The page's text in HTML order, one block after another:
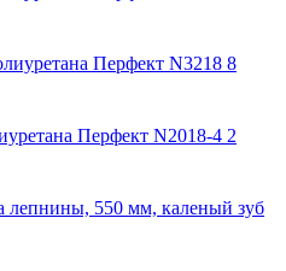
Перфект N3218 8
Перфект N2018-4 2
лепнины, 550 мм, каленый зуб